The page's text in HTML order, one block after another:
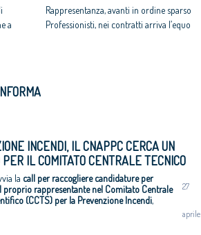
a
Rappresentanza, avanti in ordine sparso
Professionisti, nei contratti arriva l’equo
INCENDI, IL CNAPPC CERCA UN
IL COMITATO CENTRALE TECNICO
la call per raccogliere candidature per
proprio rappresentante nel Comitato Centrale
(CCTS) per la Prevenzione Incendi,
27
aprile